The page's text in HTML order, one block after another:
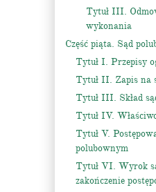
Tytuł III.
wykonania
Część piąta. Sąd
Tytuł I. Przepisy
Tytuł II. Zapis na
Tytuł III. Skład
Tytuł IV.
Tytuł V.
polubownym
Tytuł VI. Wyrok
zakończenie